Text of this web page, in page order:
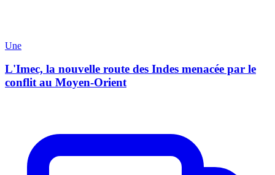
Une
L'Imec, la nouvelle route des Indes menacée par le
conflit au Moyen-Orient